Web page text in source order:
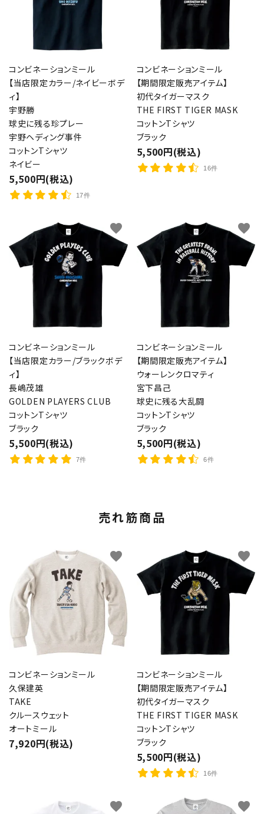
コンビネーションミール
【当店限定カラー/ネイビーボデ
ィ】
宇野勝
球史に残る珍プレー
宇野ヘディング事件
コットンTシャツ
ネイビー
5,500円(税込)
17件
コンビネーションミール
【期間限定販売アイテム】
初代タイガーマスク
THE FIRST TIGER MASK
コットンTシャツ
ブラック
5,500円(税込)
16件
コンビネーションミール
【当店限定カラー/ブラックボデ
ィ】
長嶋茂雄
GOLDEN PLAYERS CLUB
コットンTシャツ
ブラック
5,500円(税込)
7件
favorite
コンビネーションミール
【期間限定販売アイテム】
ウォーレンクロマティ
宮下昌己
球史に残る大乱闘
コットンTシャツ
ブラック
5,500円(税込)
6件
favorite
売れ筋商品
コンビネーションミール
久保建英
TAKE
クルースウェット
オートミール
7,920円(税込)
favorite
コンビネーションミール
【期間限定販売アイテム】
初代タイガーマスク
THE FIRST TIGER MASK
コットンTシャツ
ブラック
5,500円(税込)
16件
favorite
favorite favorite